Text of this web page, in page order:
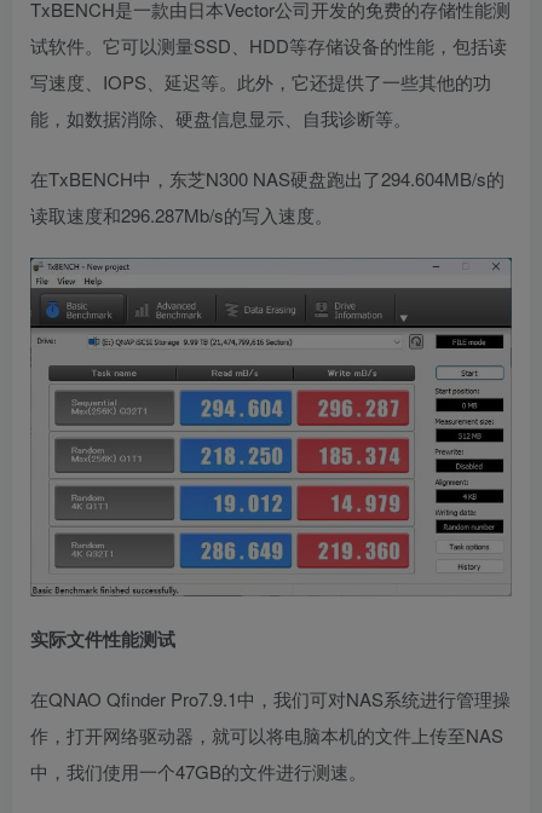
TxBENCH是一款由日本Vector公司开发的免费的存储性能测
试软件。它可以测量SSD、HDD等存储设备的性能，包括读
写速度、IOPS、延迟等。此外，它还提供了一些其他的功
能，如数据消除、硬盘信息显示、自我诊断等。
在TxBENCH中，东芝N300 NAS硬盘跑出了294.604MB/s的
读取速度和296.287Mb/s的写入速度。
实际文件性能测试
在QNAO Qfinder Pro7.9.1中，我们可对NAS系统进行管理操
作，打开网络驱动器，就可以将电脑本机的文件上传至NAS
中，我们使用一个47GB的文件进行测速。